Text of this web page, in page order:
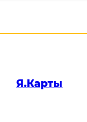
Я.Карты